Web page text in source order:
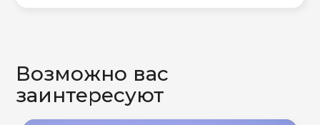
Возможно вас
заинтересуют